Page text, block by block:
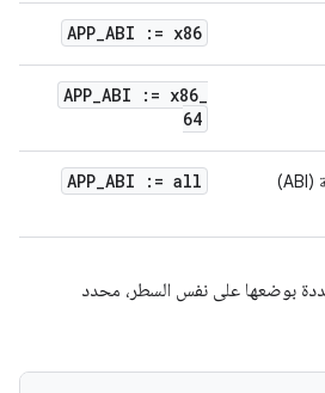
APP_ABI := x86
APP_ABI := x86_
64
جميع واجهات التطبيق الثنائية (ABI)
APP_ABI := all
بوضعها على نفس السطر، محدد